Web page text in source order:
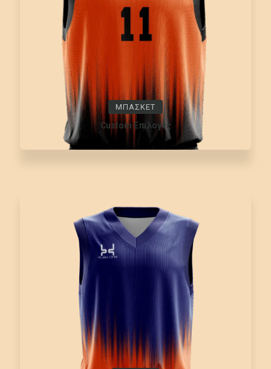
ΜΠΑΣΚΕΤ
Custom Επιλογές